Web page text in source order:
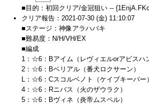
■目的：初回クリア/金冠狙い --
クリア報告：2021-07-30 (金) 11:10:07
■ステージ：神像アラハバキ
■難易度：N/H/VH/EX
■編成
1：☆6：Bアイム（レヴィエルorアビスハ
2：☆6：Bベリアル（番犬ロクサーン）
L：☆6：Cスコルベノト（ケイブキーパー）
4：☆6：Rニバス（火のザウラク）
5：☆6：Bヴィネ（炎帝ムスペル）